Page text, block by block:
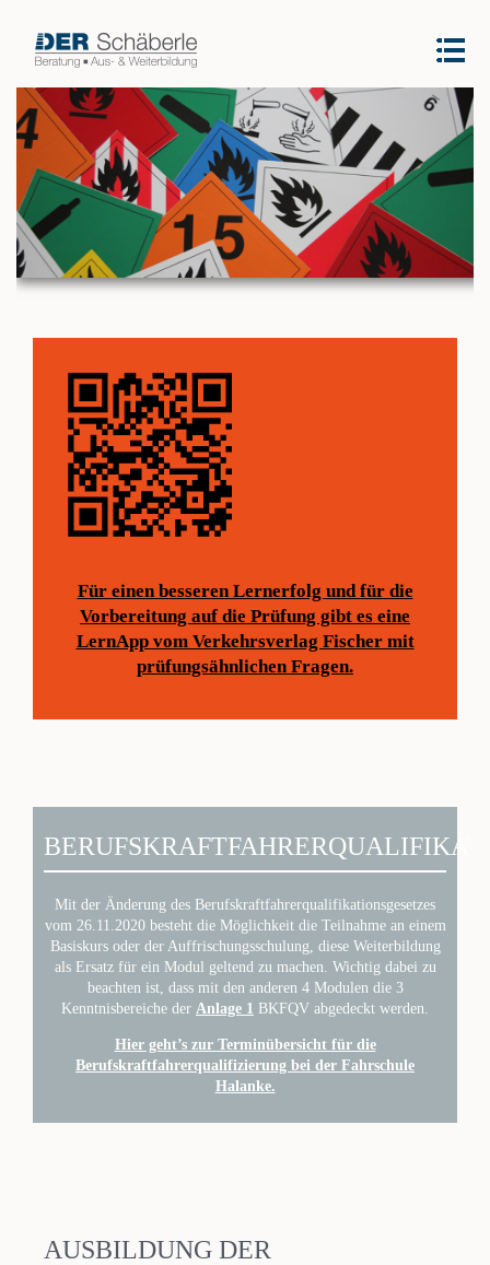
Für einen besseren Lernerfolg und für die
Vorbereitung auf die Prüfung gibt es eine
LernApp vom Verkehrsverlag Fischer mit
prüfungsähnlichen Fragen.
Mit der Änderung des Berufskraftfahrerqualifikationsgesetzes
vom 26.11.2020 besteht die Möglichkeit die Teilnahme an einem
Basiskurs oder der Auffrischungsschulung, diese Weiterbildung
als Ersatz für ein Modul geltend zu machen. Wichtig dabei zu
beachten ist, dass mit den anderen 4 Modulen die 3
Kenntnisbereiche der Anlage 1 BKFQV abgedeckt werden.
Hier geht’s zur Terminübersicht für die
Berufskraftfahrerqualifizierung bei der Fahrschule
Halanke.
AUSBILDUNG DER